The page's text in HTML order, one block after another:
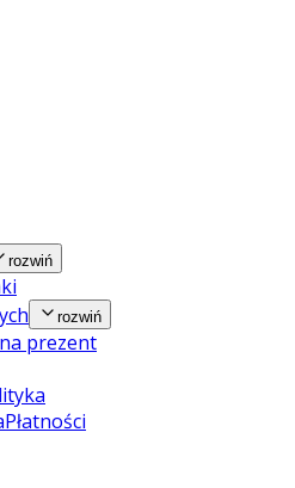
rozwiń
rozwiń
prezent
Płatności